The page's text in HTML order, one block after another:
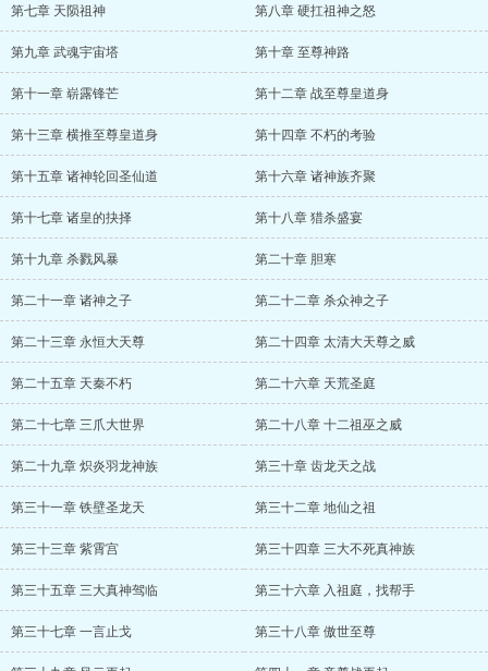
第七章 天陨祖神 第八章 硬扛祖神之怒
第九章 武魂宇宙塔 第十章 至尊神路
第十一章 崭露锋芒 第十二章 战至尊皇道身
第十三章 横推至尊皇道身 第十四章 不朽的考验
第十五章 诸神轮回圣仙道 第十六章 诸神族齐聚
第十七章 诸皇的抉择 第十八章 猎杀盛宴
第十九章 杀戮风暴 第二十章 胆寒
第二十一章 诸神之子 第二十二章 杀众神之子
第二十三章 永恒大天尊 第二十四章 太清大天尊之威
第二十五章 天秦不朽 第二十六章 天荒圣庭
第二十七章 三爪大世界 第二十八章 十二祖巫之威
第二十九章 炽炎羽龙神族 第三十章 齿龙天之战
第三十一章 铁壁圣龙天 第三十二章 地仙之祖
第三十三章 紫霄宫 第三十四章 三大不死真神族
第三十五章 三大真神驾临 第三十六章 入祖庭，找帮手
第三十七章 一言止戈 第三十八章 傲世至尊